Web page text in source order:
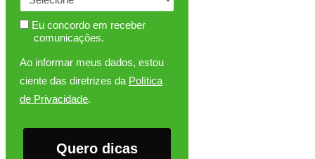
Eu concordo em receber
comunicações.
Ao informar meus dados, estou
ciente das diretrizes da Política
de Privacidade.
Quero dicas